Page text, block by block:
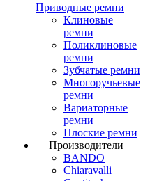
Приводные ремни
Клиновые
ремни
Поликлиновые
ремни
Зубчатые ремни
Многоручьевые
ремни
Вариаторные
ремни
Плоские ремни
Производители
BANDO
Chiaravalli